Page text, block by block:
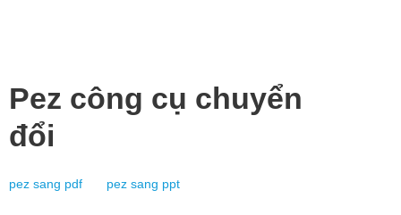
Pez công cụ chuyển
đổi
pez sang pdf pez sang ppt